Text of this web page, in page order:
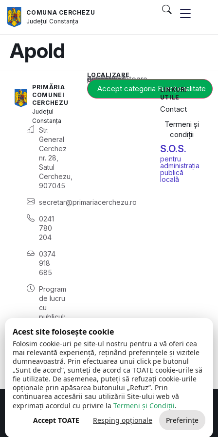
COMUNA CERCHEZU
JudețulConstanța
Apold
PRIMĂRIA
COMUNEI
CERCHEZU
Județul
Constanța
Str.
General
Cerchez
nr. 28,
Satul
Cerchezu,
907045
secretar@primariacerchezu.ro
0241
780
204
0374
918
685
Program
de lucru
cu
publicul:
08:00 -
16:30
, vineri:
08:00 -
14:00
LOCALIZARE
Acest conținut este blocat până când acceptați categoria corespunzătoare de cookie-uri.
Accept categoria Funcționalitate
LINKURI
UTILE
Contact
Termeni și
condiții
S.O.S.
pentru
administrația
publică
locală
Comuna Cerchezu © 2026Toate drepturile rezervate
Concept realizat de Big Media Relații Publice SRL
Acest site folosește cookie
Folosim cookie-uri pe site-ul nostru pentru a vă oferi cea
mai relevantă experiență, reținând preferințele și vizitele
dumneavoastră. Prin efectuarea unui click pe butonul
„Sunt de acord”, sunteți de acord ca TOATE cookie-urile să
fie utilizate. De asemenea, puteți să refuzați cookie-urile
opționale prin apăsarea butonului „Refuz”. Prin
continuarea accesării sau utilizării Site-ului web vă
exprimați acordul cu privire la Termeni și Condiții.
Accept TOATE
Resping opționale Preferințe